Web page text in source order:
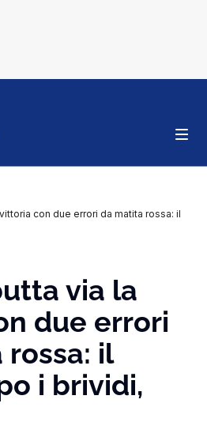
con due errori da matita rossa: il
via la
due errori
il
i brividi,